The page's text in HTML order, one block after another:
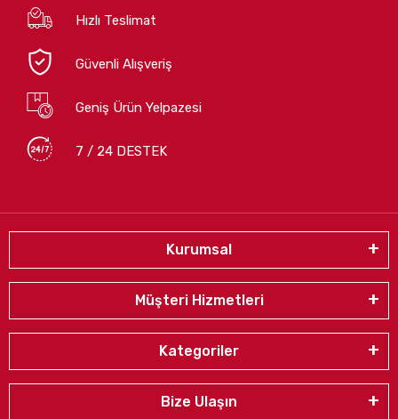
Hızlı Teslimat
Güvenli Alışveriş
Geniş Ürün Yelpazesi
7 / 24 DESTEK
Kurumsal
Müşteri Hizmetleri
Kategoriler
Bize Ulaşın